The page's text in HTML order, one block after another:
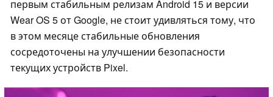
первым стабильным релизам Android 15 и версии
Wear OS 5 от Google, не стоит удивляться тому, что
в этом месяце стабильные обновления
сосредоточены на улучшении безопасности
текущих устройств Pixel.